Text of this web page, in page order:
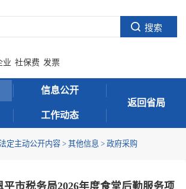
业 社保费 发票
信息公开
工作动态
返回省局
定主动公开内容 > 其他信息 > 政府采购
平市税务局2026年度食堂后勤服务项